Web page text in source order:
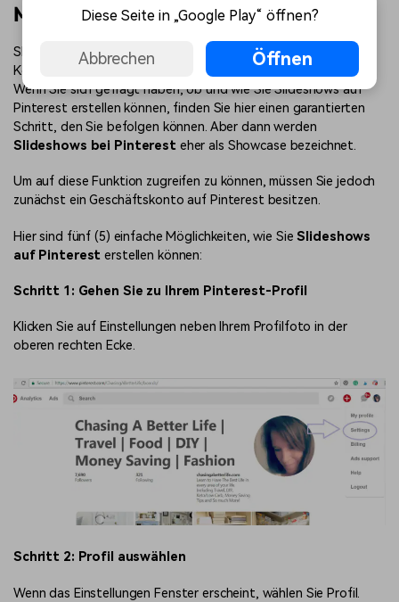
Möglichkeiten
Slideshows sind eine wunderbare Möglichkeit, Ihr Pinterest-
Konto aufzuwerten und mehr Leads für Ihr Profil zu generieren.
Wenn Sie sich gefragt haben, ob und wie Sie Slideshows auf
Pinterest erstellen können, finden Sie hier einen garantierten
Schritt, den Sie befolgen können. Aber dann werden
Slideshows bei Pinteresteher als Showcase bezeichnet.
Um auf diese Funktion zugreifen zu können, müssen Sie jedoch
zunächst ein Geschäftskonto auf Pinterest besitzen.
Hier sind fünf (5) einfache Möglichkeiten, wie SieSlideshows
auf Pinterest erstellen können:
Schritt 1: Gehen Sie zu Ihrem Pinterest-Profil
Klicken Sie auf Einstellungen neben Ihrem Profilfoto in der
oberen rechten Ecke.
Schritt 2: Profil auswählen
Wenn das Einstellungen Fenster erscheint, wählen Sie Profil.
Diese Seite in „Google Play“ öffnen?
Abbrechen Öffnen